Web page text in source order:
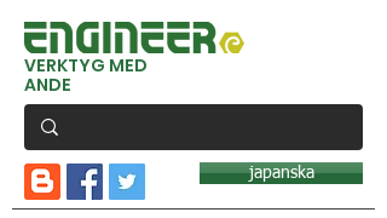
VERKTYG MED
ANDE
japanska